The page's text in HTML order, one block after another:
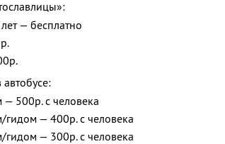
— бесплатно
— 500р. с человека
гидом — 400р. с человека
гидом — 300р. с человека